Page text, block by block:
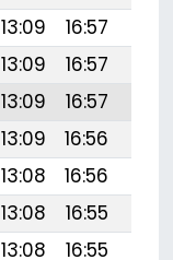
13:09 16:57
13:09 16:57
13:09 16:57
13:09 16:56
13:08 16:56
13:08 16:55
13:08 16:55